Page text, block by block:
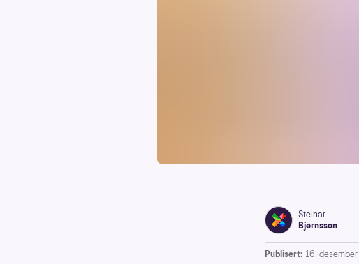
Steinar
Bjørnsson
Publisert: 16.